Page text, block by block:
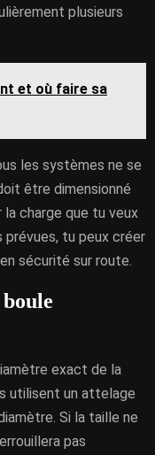
plusieurs
et où faire sa
les systèmes ne se
être dimensionné
charge que tu veux
tu peux créer
sécurité sur route.
exact de la
utilisent un attelage
Si la taille ne
pas